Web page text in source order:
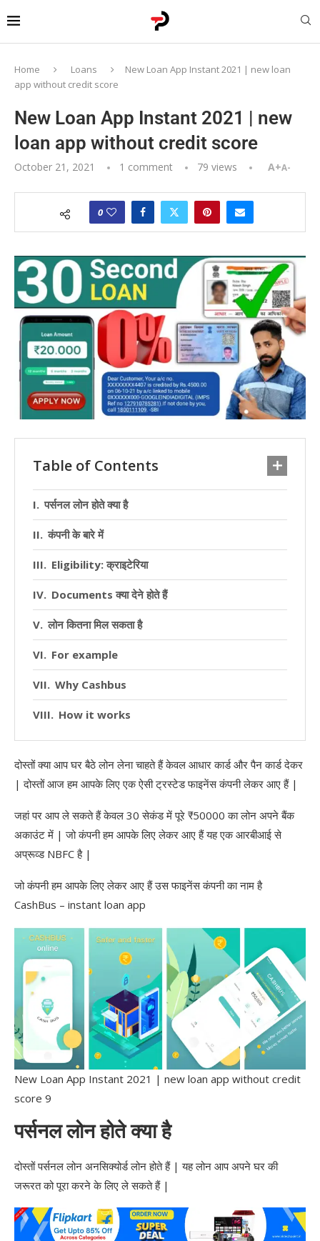
Home Loans
New Loan App Instant 2021 | new loan
app without credit score
New Loan App Instant 2021 | new
loan app without credit score
October 21, 2021 1 comment 79 views A+A-
0
Table of Contents
पर्सनल लोन होते क्या है
कंपनी के बारे में
Eligibility: क्राइटेरिया
Documents क्या देने होते हैं
लोन कितना मिल सकता है
For example
Why Cashbus
How it works
दोस्तों क्या आप घर बैठे लोन लेना चाहते हैं केवल आधार कार्ड और पैन कार्ड देकर
| दोस्तों आज हम आपके लिए एक ऐसी ट्रस्टेड फाइनेंस कंपनी लेकर आए हैं |
जहां पर आप ले सकते हैं केवल 30 सेकंड में पूरे ₹50000 का लोन अपने बैंक
अकाउंट में | जो कंपनी हम आपके लिए लेकर आए हैं यह एक आरबीआई से
अप्रूव्ड NBFC है |
जो कंपनी हम आपके लिए लेकर आए हैं उस फाइनेंस कंपनी का नाम है
CashBus – instant loan app
New Loan App Instant 2021 | new loan app without credit
score 9
पर्सनल लोन होते क्या है
दोस्तों पर्सनल लोन अनसिक्योर्ड लोन होते हैं | यह लोन आप अपने घर की
जरूरत को पूरा करने के लिए ले सकते हैं |